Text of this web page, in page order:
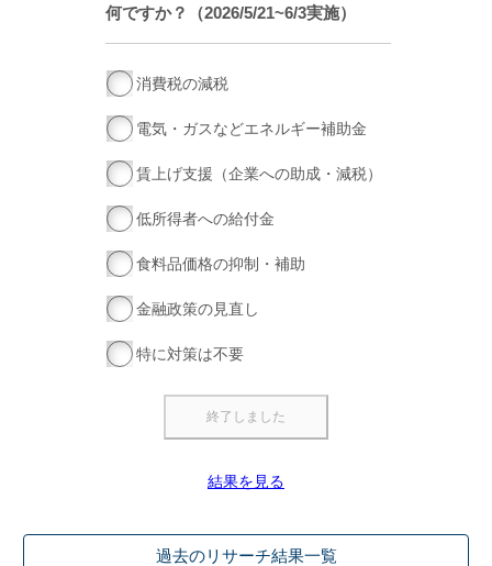
何ですか？（2026/5/21~6/3実施）
消費税の減税
電気・ガスなどエネルギー補助金
賃上げ支援（企業への助成・減税）
低所得者への給付金
食料品価格の抑制・補助
金融政策の見直し
特に対策は不要
結果を見る
過去のリサーチ結果一覧